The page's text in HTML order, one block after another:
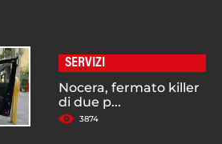
SERVIZI
Nocera, fermato killer
di due p...
3874